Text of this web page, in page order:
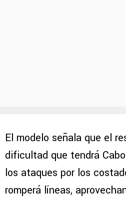
El modelo señala que el
dificultad que tendrá
los ataques por los
romperá líneas,